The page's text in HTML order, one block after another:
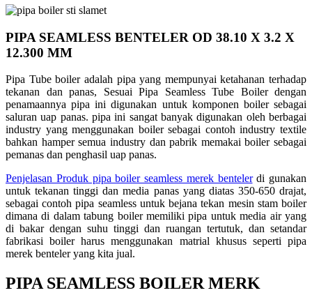
PIPA SEAMLESS BENTELER OD 38.10 X 3.2 X
12.300 MM
Pipa Tube boiler adalah pipa yang mempunyai ketahanan terhadap
tekanan dan panas, Sesuai Pipa Seamless Tube Boiler dengan
penamaannya pipa ini digunakan untuk komponen boiler sebagai
saluran uap panas. pipa ini sangat banyak digunakan oleh berbagai
industry yang menggunakan boiler sebagai contoh industry textile
bahkan hamper semua industry dan pabrik memakai boiler sebagai
pemanas dan penghasil uap panas.
Penjelasan Produk pipa boiler seamless merek bentelerdi gunakan
untuk tekanan tinggi dan media panas yang diatas 350-650 drajat,
sebagai contoh pipa seamless untuk bejana tekan mesin stam boiler
dimana di dalam tabung boiler memiliki pipa untuk media air yang
di bakar dengan suhu tinggi dan ruangan tertutuk, dan setandar
fabrikasi boiler harus menggunakan matrial khusus seperti pipa
merek benteler yang kita jual.
PIPA SEAMLESS BOILER MERK